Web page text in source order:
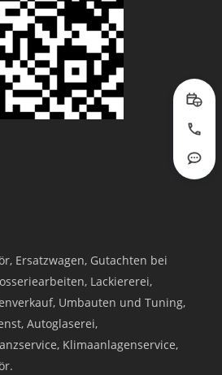
Ersatzwagen, Gutachten bei
Lackiererei,
Umbauten und Tuning,
Autoglaserei,
Klimaanlagenservice,
Jetzt